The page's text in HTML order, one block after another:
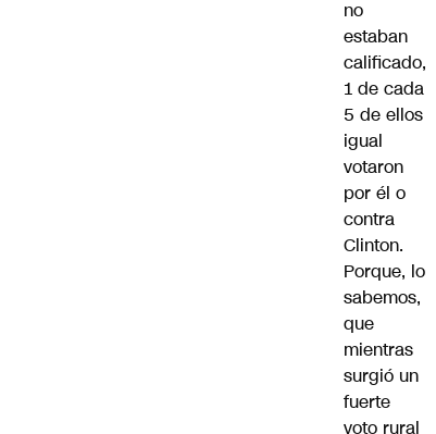
no
estaban
calificado,
1 de cada
5 de ellos
igual
votaron
por él o
contra
Clinton.
Porque, lo
sabemos,
que
mientras
surgió un
fuerte
voto rural